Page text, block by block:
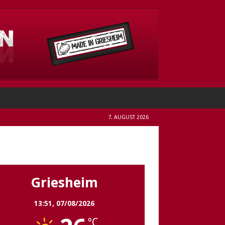
7. AUGUST 2026
Griesheim
13:51, 07/08/2026
°C